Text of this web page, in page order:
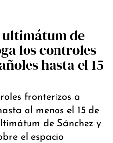
ultimátum de
los controles
hasta el 15
fronterizos a
al menos el 15 de
de Sánchez y
el espacio